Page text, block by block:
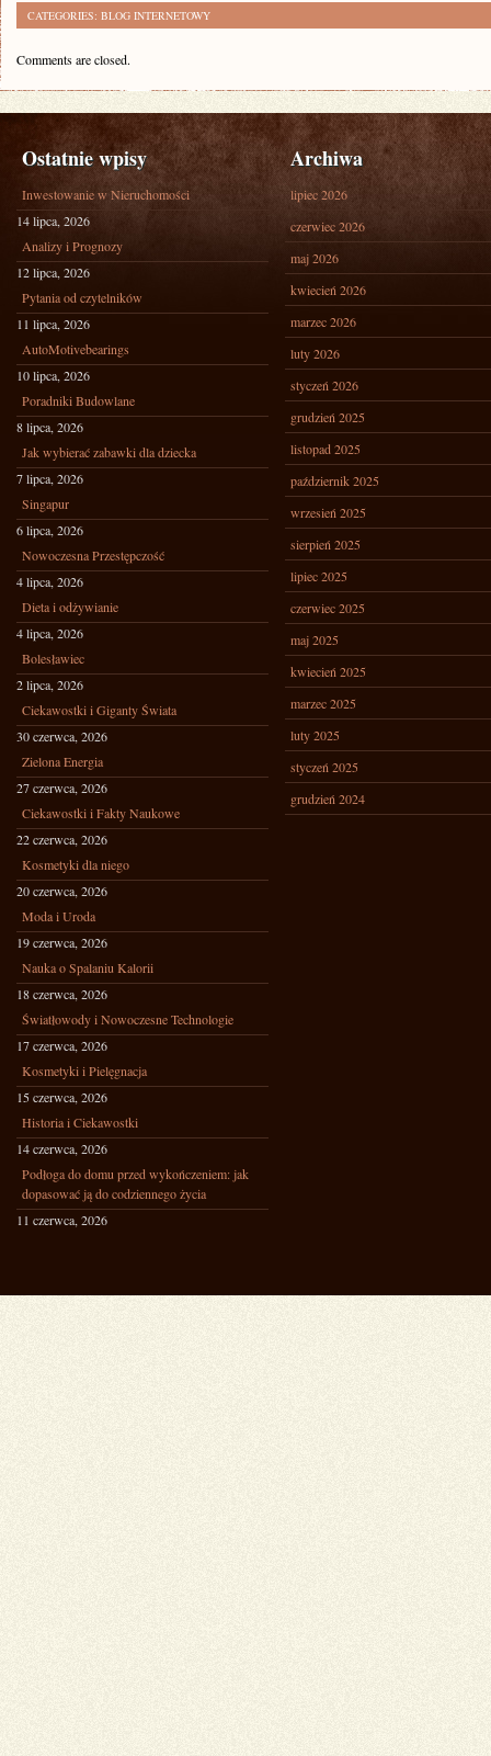
CATEGORIES: BLOG INTERNETOWY
Comments are closed.
Ostatnie wpisy
Inwestowanie w Nieruchomości
14 lipca, 2026
Analizy i Prognozy
12 lipca, 2026
Pytania od czytelników
11 lipca, 2026
AutoMotivebearings
10 lipca, 2026
Poradniki Budowlane
8 lipca, 2026
Jak wybierać zabawki dla dziecka
7 lipca, 2026
Singapur
6 lipca, 2026
Nowoczesna Przestępczość
4 lipca, 2026
Dieta i odżywianie
4 lipca, 2026
Bolesławiec
2 lipca, 2026
Ciekawostki i Giganty Świata
30 czerwca, 2026
Zielona Energia
27 czerwca, 2026
Ciekawostki i Fakty Naukowe
22 czerwca, 2026
Kosmetyki dla niego
20 czerwca, 2026
Moda i Uroda
19 czerwca, 2026
Nauka o Spalaniu Kalorii
18 czerwca, 2026
Światłowody i Nowoczesne Technologie
17 czerwca, 2026
Kosmetyki i Pielęgnacja
15 czerwca, 2026
Historia i Ciekawostki
14 czerwca, 2026
Podłoga do domu przed wykończeniem: jak
dopasować ją do codziennego życia
11 czerwca, 2026
Archiwa
lipiec 2026
czerwiec 2026
maj 2026
kwiecień 2026
marzec 2026
luty 2026
styczeń 2026
grudzień 2025
listopad 2025
październik 2025
wrzesień 2025
sierpień 2025
lipiec 2025
czerwiec 2025
maj 2025
kwiecień 2025
marzec 2025
luty 2025
styczeń 2025
grudzień 2024